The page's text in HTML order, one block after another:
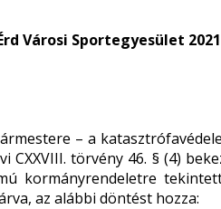
Városi Sportegyesület
– a
CXXVIII. törvény 46. § (4)
kormányrendeletre
az alábbi döntést hozza: